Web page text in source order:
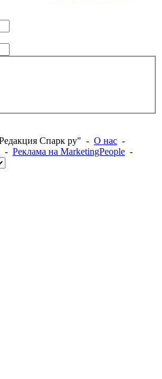
Спарк ру" - О нас -
- Реклама на MarketingPeople -